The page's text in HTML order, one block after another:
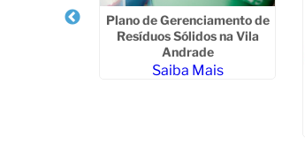
Plano de Gerenciamento de
Resíduos Sólidos na Vila
Andrade
Saiba Mais